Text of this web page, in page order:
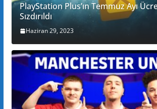
PlayStation Plus’ın Temmuz Ayı
Sızdırıldı
Haziran 29, 2023